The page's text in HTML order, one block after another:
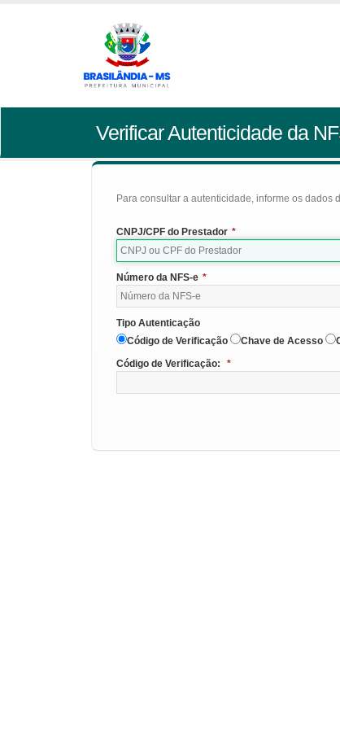
Verificar Autenticidade da
Para consultar a autenticidade, informe os dados
CNPJ/CPF do Prestador *
Número da NFS-e *
Tipo Autenticação
Código de Verificação
Chave de Acesso
Código de Verificação:
*